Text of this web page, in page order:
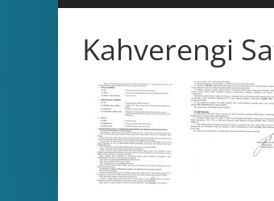
DOMANİÇ
RESMİ
SİTESİ
Kahverengi